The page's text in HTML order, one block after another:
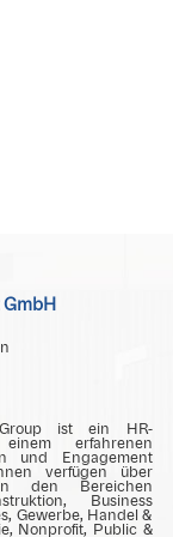
ist ein HR-
erfahrenen
und Engagement
verfügen über
den Bereichen
Business
Gewerbe, Handel &
Nonprofit, Public &